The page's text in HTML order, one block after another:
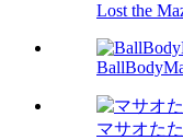
Lost the
マサオた